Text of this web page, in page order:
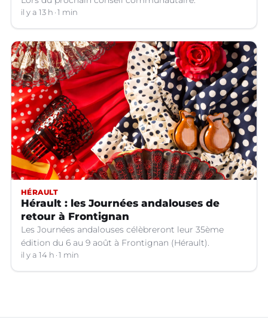
il y a 13 h 1 min
HÉRAULT
Hérault : les Journées andalouses de
retour à Frontignan
Les Journées andalouses célèbreront leur 35ème
édition du 6 au 9 août à Frontignan (Hérault).
il y a 14 h 1 min